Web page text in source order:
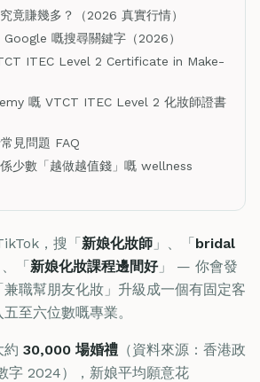
竟賺幾多？（2026 真實行情）
嘅搜尋關鍵字（2026）
ITEC Level 2 Certificate in Make-
嘅 VTCT ITEC Level 2 化妝師證書
見問題 FAQ
少數「越做越值錢」嘅 wellness
，搜「新娘化妝師 」、「bridal
、「新娘化妝課程邊間好」 — 你會發
職幫朋友化妝」升級成一個有固定客
至六位數嘅專業。
約 30,000 場婚禮 （資料來源：香港政
字 2024），新娘平均願意花